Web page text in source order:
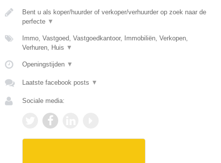
Bent u als koper/huurder of verkoper/verhuurder op zoek naar de
perfecte ▼
Immo, Vastgoed, Vastgoedkantoor, Immobiliën, Verkopen,
Verhuren, Huis ▼
Openingstijden ▼
Laatste facebook posts ▼
Sociale media: